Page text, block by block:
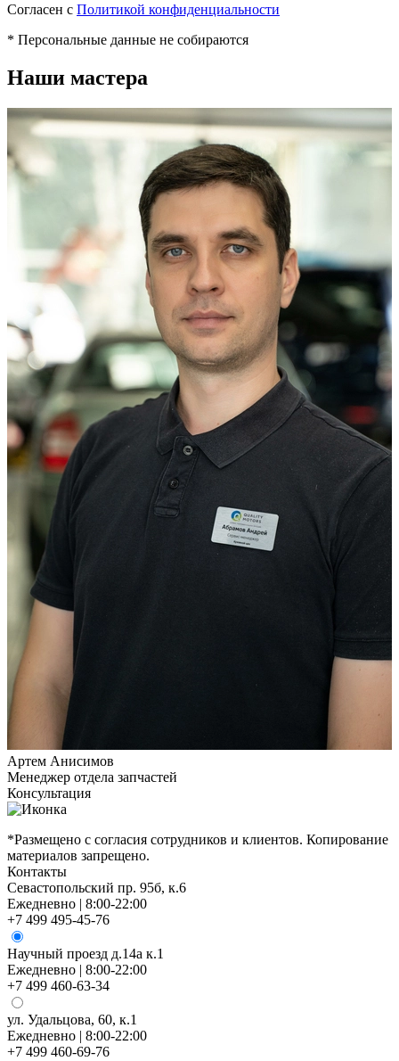
Согласен с Политикой конфиденциальности
* Персональные данные не собираются
Наши мастера
Артем Анисимов
Менеджер отдела запчастей
Консультация
*Размещено с согласия сотрудников и клиентов. Копирование
материалов запрещено.
Контакты
Севастопольский пр. 95б, к.6
Ежедневно | 8:00-22:00
+7 499 495-45-76
Научный проезд д.14а к.1
Ежедневно | 8:00-22:00
+7 499 460-63-34
ул. Удальцова, 60, к.1
Ежедневно | 8:00-22:00
+7 499 460-69-76